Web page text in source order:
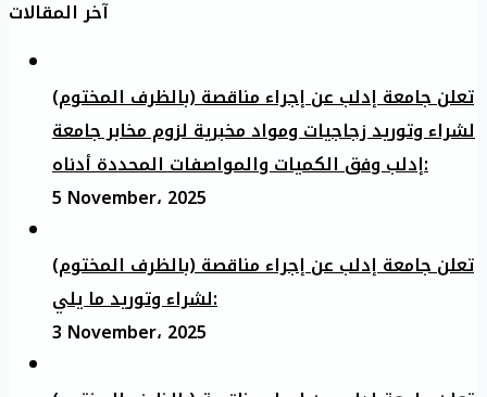
آخر المقالات
تعلن جامعة إدلب عن إجراء مناقصة (بالظرف المختوم)
لشراء وتوريد زجاجيات ومواد مخبرية لزوم مخابر جامعة
إدلب وفق الكميات والمواصفات المحددة أدناه:
5 November، 2025
تعلن جامعة إدلب عن إجراء مناقصة (بالظرف المختوم)
لشراء وتوريد ما يلي:
3 November، 2025